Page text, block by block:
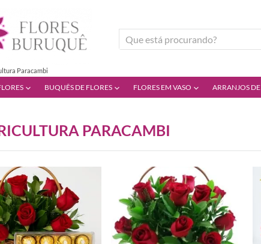
BUQUÊS DE FLORES FLORES EM VASO ARRANJOS
Paracambi
PARACAMBI